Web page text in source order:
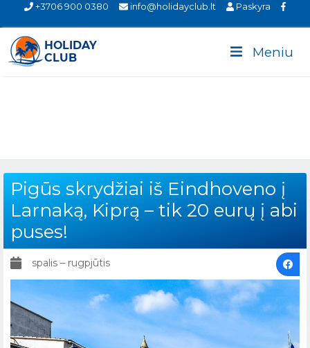
+3706 900 0380 info@holidayclub.lt Paskyra
Meniu
Pigūs skrydžiai iš Eindhoveno į
Larnaką, Kiprą – tik 20 eurų į abi
puses!
spalis – rugpjūtis